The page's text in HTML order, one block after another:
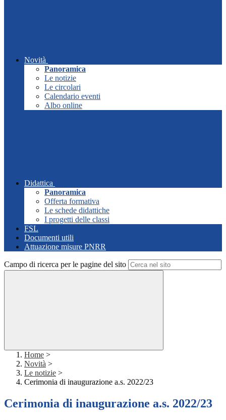
Novità
Panoramica
Le notizie
Le circolari
Calendario eventi
Albo online
Didattica
Panoramica
Offerta formativa
Le schede didattiche
I progetti delle classi
FSL
Documenti utili
Attuazione misure PNRR
Campo di ricerca per le pagine del sito
Home >
Novità >
Le notizie >
Cerimonia di inaugurazione a.s. 2022/23
Cerimonia di inaugurazione a.s. 2022/23